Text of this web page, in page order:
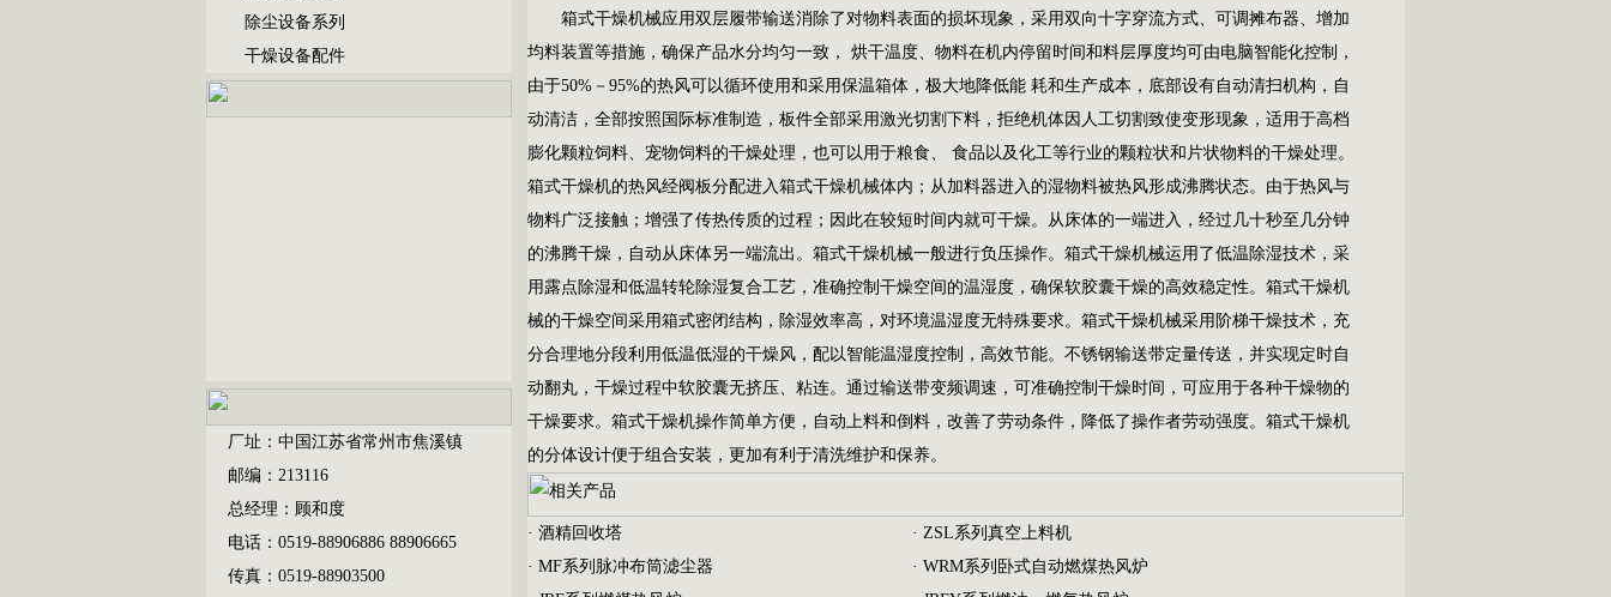
除尘设备系列
干燥设备配件
厂址：中国江苏省常州市焦溪镇
邮编：213116
总经理：顾和度
电话：0519-88906886 88906665
传真：0519-88903500
箱式干燥机械应用双层履带输送消除了对物料表面的损坏现象，采用双向十字穿流方式、可调摊布器、增加
均料装置等措施，确保产品水分均匀一致， 烘干温度、物料在机内停留时间和料层厚度均可由电脑智能化控制，
由于50%－95%的热风可以循环使用和采用保温箱体，极大地降低能 耗和生产成本，底部设有自动清扫机构，自
动清洁，全部按照国际标准制造，板件全部采用激光切割下料，拒绝机体因人工切割致使变形现象，适用于高档
膨化颗粒饲料、宠物饲料的干燥处理，也可以用于粮食、 食品以及化工等行业的颗粒状和片状物料的干燥处理。
箱式干燥机的热风经阀板分配进入箱式干燥机械体内；从加料器进入的湿物料被热风形成沸腾状态。由于热风与
物料广泛接触；增强了传热传质的过程；因此在较短时间内就可干燥。从床体的一端进入，经过几十秒至几分钟
的沸腾干燥，自动从床体另一端流出。箱式干燥机械一般进行负压操作。箱式干燥机械运用了低温除湿技术，采
用露点除湿和低温转轮除湿复合工艺，准确控制干燥空间的温湿度，确保软胶囊干燥的高效稳定性。箱式干燥机
械的干燥空间采用箱式密闭结构，除湿效率高，对环境温湿度无特殊要求。箱式干燥机械采用阶梯干燥技术，充
分合理地分段利用低温低湿的干燥风，配以智能温湿度控制，高效节能。不锈钢输送带定量传送，并实现定时自
动翻丸，干燥过程中软胶囊无挤压、粘连。通过输送带变频调速，可准确控制干燥时间，可应用于各种干燥物的
干燥要求。箱式干燥机操作简单方便，自动上料和倒料，改善了劳动条件，降低了操作者劳动强度。箱式干燥机
的分体设计便于组合安装，更加有利于清洗维护和保养。
· 酒精回收塔 · ZSL系列真空上料机
· MF系列脉冲布筒滤尘器 · WRM系列卧式自动燃煤热风炉